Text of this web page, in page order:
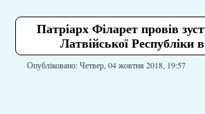
Патріарх Філарет провів
Латвійської Республіки
Опубліковано: Четвер, 04 жовтня 2018, 19:57